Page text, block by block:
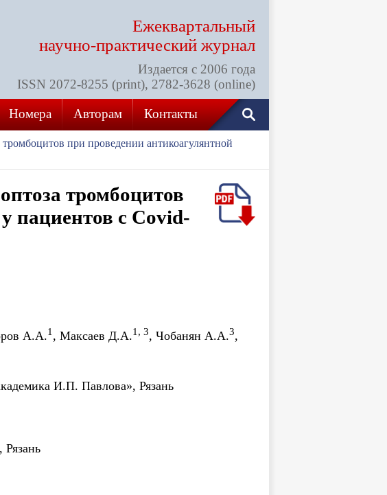
Ежеквартальный
научно-практический журнал
Издается с 2006 года
ISSN 2072-8255 (print), 2782-3628 (online)
Номера Авторам Контакты
при проведении антикоагулянтной
тромбоцитов
пациентов с Covid-
А.А.1 , Максаев Д.А.1, 3, Чобанян А.А.3,
И.П. Павлова», Рязань